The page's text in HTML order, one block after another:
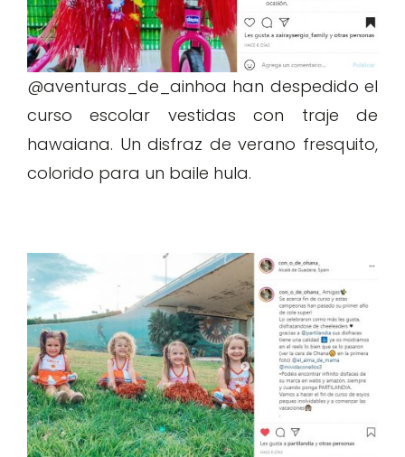
@aventuras_de_ainhoa han despedido el
curso escolar vestidas con traje de
hawaiana. Un disfraz de verano fresquito,
colorido para un baile hula.